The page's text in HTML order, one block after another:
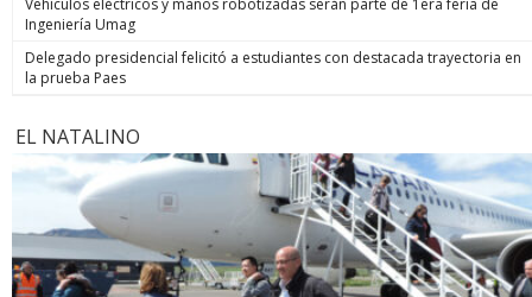
Vehículos eléctricos y manos robotizadas serán parte de 1era feria de
Ingeniería Umag
Delegado presidencial felicitó a estudiantes con destacada trayectoria en
la prueba Paes
EL NATALINO